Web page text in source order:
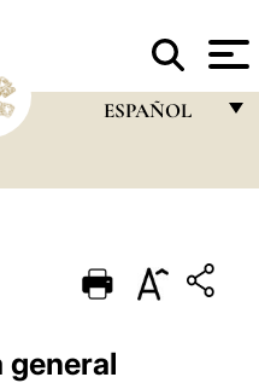
ESPAÑOL
PORTUGUÊS
ESPAÑOL
general